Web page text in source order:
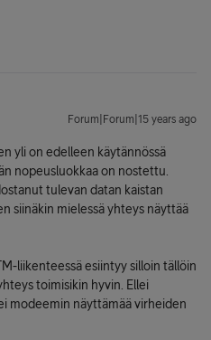
Forum|Forum|15 years ago
yli on edelleen käytännössä
nopeusluokkaa on nostettu.
tulevan datan kaistan
siinäkin mielessä yhteys näyttää
liikenteessä esiintyy silloin tällöin
toimisikin hyvin. Ellei
modeemin näyttämää virheiden